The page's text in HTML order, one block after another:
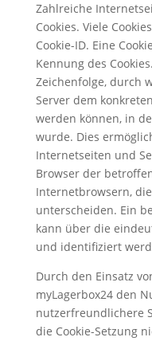
Zahlreiche
Cookies. Viele
Cookie-ID. Eine
Kennung des
Zeichenfolge, durch
Server dem
werden können, in
wurde. Dies
Internetseiten und
Browser der
Internetbrowsern,
unterscheiden. Ein
kann über die
und identifiziert
Durch den Einsatz
myLagerbox24 den
nutzerfreundlichere
die Cookie-Setzung